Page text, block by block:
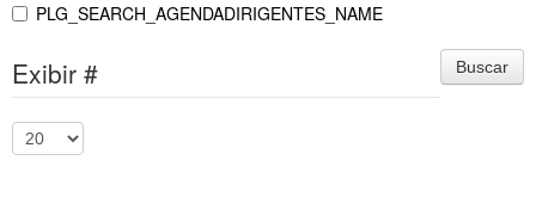
PLG_SEARCH_AGENDADIRIGENTES_NAME
Buscar
Exibir #